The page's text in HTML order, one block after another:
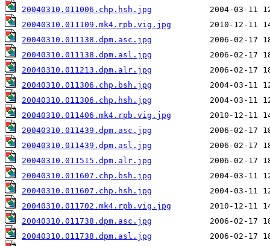
20040310.011006.chp.hsh.jpg
20040310.011109.mk4.rpb.vig.jpg
20040310.011138.dpm.asc.jpg
20040310.011138.dpm.asl.jpg
20040310.011213.dpm.alr.jpg
20040310.011306.chp.bsh.jpg
20040310.011306.chp.hsh.jpg
20040310.011406.mk4.rpb.vig.jpg
20040310.011439.dpm.asc.jpg
20040310.011439.dpm.asl.jpg
20040310.011515.dpm.alr.jpg
20040310.011607.chp.bsh.jpg
20040310.011607.chp.hsh.jpg
20040310.011702.mk4.rpb.vig.jpg
20040310.011738.dpm.asc.jpg
20040310.011738.dpm.asl.jpg